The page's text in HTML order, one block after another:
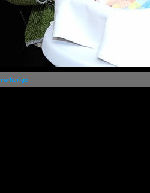
vorherige